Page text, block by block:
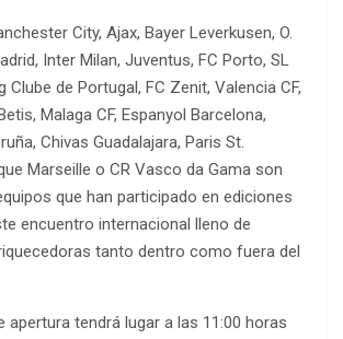
City, Ajax, Bayer Leverkusen, O.
Inter Milan, Juventus, FC Porto, SL
Clube de Portugal, FC Zenit, Valencia CF,
Malaga CF, Espanyol Barcelona,
Chivas Guadalajara, Paris St.
Marseille o CR Vasco da Gama son
que han participado en ediciones
encuentro internacional lleno de
tanto dentro como fuera del
apertura tendrá lugar a las 11:00 horas